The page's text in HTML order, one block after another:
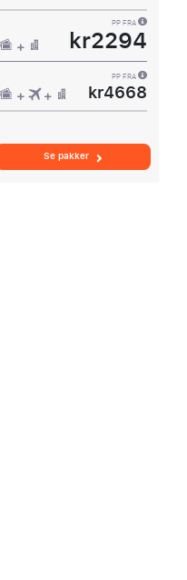
PP FRA
kr2294
PP FRA
kr4668
Se pakker